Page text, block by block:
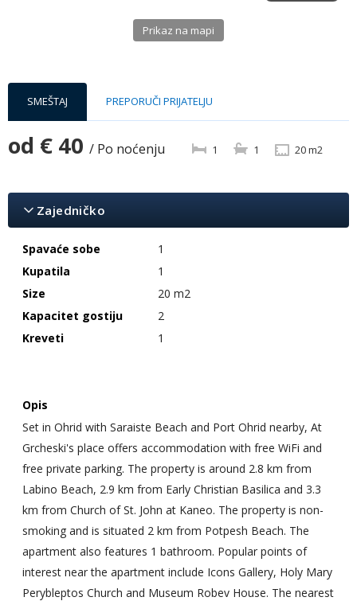
Prikaz na mapi
SMEŠTAJ PREPORUČI PRIJATELJU
od € 40 / Po noćenju 1 1 20 m2
Zajedničko
Spavaće sobe
1
Kupatila
1
Size
20 m2
Kapacitet gostiju
2
Kreveti
1
Opis
Set in Ohrid with Saraiste Beach and Port Ohrid nearby, At
Grcheski's place offers accommodation with free WiFi and
free private parking. The property is around 2.8 km from
Labino Beach, 2.9 km from Early Christian Basilica and 3.3
km from Church of St. John at Kaneo. The property is non-
smoking and is situated 2 km from Potpesh Beach. The
apartment also features 1 bathroom. Popular points of
interest near the apartment include Icons Gallery, Holy Mary
Perybleptos Church and Museum Robev House. The nearest